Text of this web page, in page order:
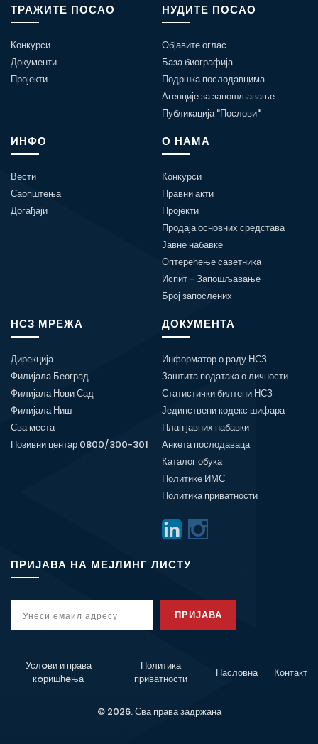
ТРАЖИТЕ ПОСАО
Конкурси
Документи
Пројекти
НУДИТЕ ПОСАО
Објавите оглас
База биографија
Подршка послодавцима
Агенције за запошљавање
Публикација "Послови"
ИНФО
Вести
Саопштења
Догађаји
О НАМА
Конкурси
Правни акти
Пројекти
Продаја основних средстава
Јавне набавке
Оптерећење саветника
Испит - Запошљавање
Број запослених
НСЗ МРЕЖА
Дирекција
Филијала Београд
Филијала Нови Сад
Филијала Ниш
Сва места
Позивни центар 0800/300-301
ДОКУМЕНТА
Информатор о раду НСЗ
Заштита података о личности
Статистички билтени НСЗ
Јединствени кодекс шифара
План јавних набавки
Анкета послодаваца
Каталог обука
Политике ИМС
Политика приватности
ПРИЈАВА НА МЕЈЛИНГ ЛИСТУ
ПРИЈАВА
Услoви и права
кoришћeња
Политика
приватности
Насловна Контакт
© 2026. Сва права задржана